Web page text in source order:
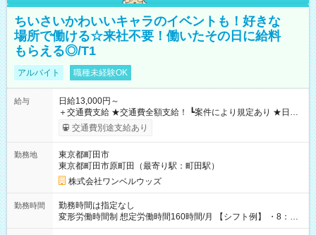
ちいさいかわいいキャラのイベントも！好きな
場所で働ける☆来社不要！働いたその日に給料
もらえる◎/T1
アルバイト 職種未経験OK
給与
日給13,000円～
＋交通費支給 ★交通費全額支給！ ┗案件により規定あり ★日払
いOK！（規定あり） ┗働いたその日に現金GET♪ お仕事後はコ
ンビニATMから 日払い分を引き落とせます！ 【試用期間】試
交通費別途支給あり
勤務地
東京都町田市
東京都町田市原町田（最寄り駅：町田駅）
株式会社ワンベルウッズ
勤務時間
勤務時間は指定なし
変形労働時間制 想定労働時間160時間/月 【シフト例】 ・8：00
～21：00